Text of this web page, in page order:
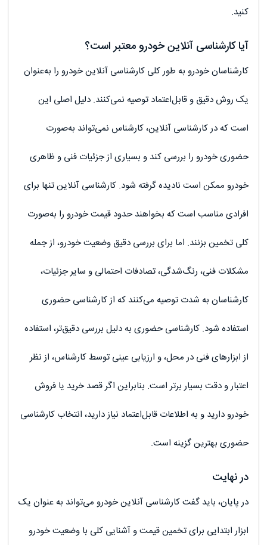
کنید.
آیا کارشناسی آنلاین خودرو معتبر است؟
کارشناسان خودرو به طور کلی کارشناسی آنلاین خودرو را به‌عنوان
یک روش دقیق و قابل‌اعتماد توصیه نمی‌کنند. دلیل اصلی این
است که در کارشناسی آنلاین، کارشناس نمی‌تواند به‌صورت
حضوری خودرو را بررسی کند و بسیاری از جزئیات فنی و ظاهری
خودرو ممکن است نادیده گرفته شود. کارشناسی آنلاین تنها برای
افرادی مناسب است که بخواهند حدود قیمت خودرو را به‌صورت
کلی تخمین بزنند. اما برای بررسی دقیق وضعیت خودرو، از جمله
مشکلات فنی، رنگ‌شدگی، تصادفات احتمالی و سایر جزئیات،
کارشناسان به شدت توصیه می‌کنند که از کارشناسی حضوری
استفاده شود. کارشناسی حضوری به دلیل بررسی دقیق‌تر، استفاده
از ابزارهای فنی در محل، و ارزیابی عینی توسط کارشناس، از نظر
اعتبار و دقت بسیار برتر است. بنابراین اگر قصد خرید یا فروش
خودرو دارید و به اطلاعات قابل‌اعتماد نیاز دارید، انتخاب کارشناسی
حضوری بهترین گزینه است.
در نهایت
در پایان، باید گفت کارشناسی آنلاین خودرو می‌تواند به عنوان یک
ابزار ابتدایی برای تخمین قیمت و آشنایی کلی با وضعیت خودرو